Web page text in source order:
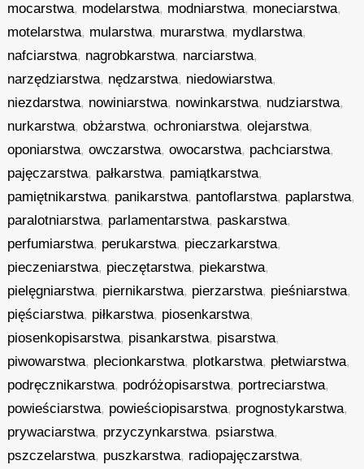
mocarstwa, modelarstwa, modniarstwa, moneciarstwa,
motelarstwa, mularstwa, murarstwa, mydlarstwa,
nafciarstwa, nagrobkarstwa, narciarstwa,
narzędziarstwa, nędzarstwa, niedowiarstwa,
niezdarstwa, nowiniarstwa, nowinkarstwa, nudziarstwa,
nurkarstwa,obżarstwa,ochroniarstwa,olejarstwa,
oponiarstwa,owczarstwa,owocarstwa, pachciarstwa,
pajęczarstwa, pałkarstwa, pamiątkarstwa,
pamiętnikarstwa, panikarstwa, pantoflarstwa, paplarstwa,
paralotniarstwa, parlamentarstwa, paskarstwa,
perfumiarstwa, perukarstwa, pieczarkarstwa,
pieczeniarstwa, pieczętarstwa, piekarstwa,
pielęgniarstwa, piernikarstwa, pierzarstwa, pieśniarstwa,
pięściarstwa, piłkarstwa, piosenkarstwa,
piosenkopisarstwa, pisankarstwa, pisarstwa,
piwowarstwa, plecionkarstwa, plotkarstwa, płetwiarstwa,
podręcznikarstwa, podróżopisarstwa, portreciarstwa,
powieściarstwa, powieściopisarstwa, prognostykarstwa,
prywaciarstwa, przyczynkarstwa, psiarstwa,
pszczelarstwa, puszkarstwa, radiopajęczarstwa,